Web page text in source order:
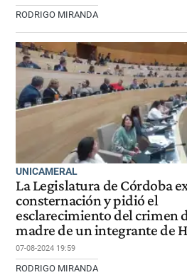
RODRIGO MIRANDA
UNICAMERAL
La Legislatura de Córdoba
consternación y pidió el
esclarecimiento del crimen
madre de un integrante de
07-08-2024 19:59
RODRIGO MIRANDA